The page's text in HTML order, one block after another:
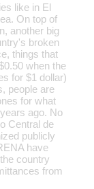
like in El
On top of
another big
broken
things that
when the
for $1 dollar)
people are
for what
ago. No
Central de
publicly
have
country
from